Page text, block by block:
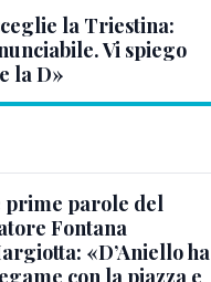
la Triestina:
Vi spiego
la D»
prime parole del
Fontana
«D’Aniello ha